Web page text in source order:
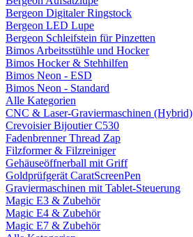
Bergeon Digitaler Ringstock
Bergeon LED Lupe
Bergeon Schleifstein für Pinzetten
Bimos Arbeitsstühle und Hocker
Bimos Hocker & Stehhilfen
Bimos Neon - ESD
Bimos Neon - Standard
Alle Kategorien
CNC & Laser-Graviermaschinen (Hybrid)
Crevoisier Bijoutier C530
Fadenbrenner Thread Zap
Filzformer & Filzreiniger
Gehäuseöffnerball mit Griff
Goldprüfgerät CaratScreenPen
Graviermaschinen mit Tablet-Steuerung
Magic E3 & Zubehör
Magic E4 & Zubehör
Magic E7 & Zubehör